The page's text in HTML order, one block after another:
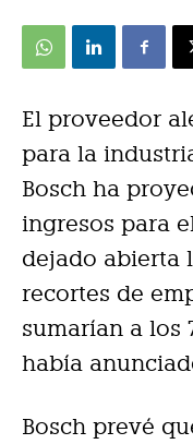
El proveedor
para la
Bosch ha
ingresos para
dejado abierta
recortes de
sumarían a los
había
Bosch prevé